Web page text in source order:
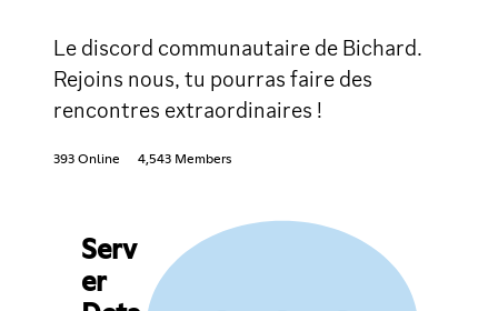
Le discord communautaire de Bichard.
Rejoins nous, tu pourras faire des
rencontres extraordinaires !
393 Online 4,543 Members
Serv
er